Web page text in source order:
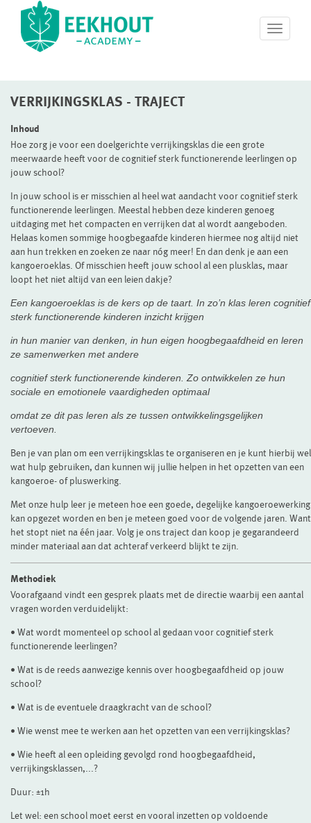
T
o
i
t
o
n
VERRIJKINGSKLAS - TRAJECT
Inhoud
Hoe zorg je voor een doelgerichte verrijkingsklas die een grote
meerwaarde heeft voor de cognitief sterk functionerende leerlingen op
jouw school?
In jouw school is er misschien al heel wat aandacht voor cognitief sterk
functionerende leerlingen. Meestal hebben deze kinderen genoeg
uitdaging met het compacten en verrijken dat al wordt aangeboden.
Helaas komen sommige hoogbegaafde kinderen hiermee nog altijd niet
aan hun trekken en zoeken ze naar nóg meer! En dan denk je aan een
kangoeroeklas. Of misschien heeft jouw school al een plusklas, maar
loopt het niet altijd van een leien dakje?
Een kangoeroeklas is de kers op de taart. In zo’n klas leren cognitief
sterk functionerende kinderen inzicht krijgen
in hun manier van denken, in hun eigen hoogbegaafdheid en leren
ze samenwerken met andere
cognitief sterk functionerende kinderen. Zo ontwikkelen ze hun
sociale en emotionele vaardigheden optimaal
omdat ze dit pas leren als ze tussen ontwikkelingsgelijken
vertoeven.
Ben je van plan om een verrijkingsklas te organiseren en je kunt hierbij wel
wat hulp gebruiken, dan kunnen wij jullie helpen in het opzetten van een
kangoeroe- of pluswerking.
Met onze hulp leer je meteen hoe een goede, degelijke kangoeroewerking
kan opgezet worden en ben je meteen goed voor de volgende jaren. Want
het stopt niet na één jaar. Volg je ons traject dan koop je gegarandeerd
minder materiaal aan dat achteraf verkeerd blijkt te zijn.
Methodiek
Voorafgaand vindt een gesprek plaats met de directie waarbij een aantal
vragen worden verduidelijkt:
• Wat wordt momenteel op school al gedaan voor cognitief sterk
functionerende leerlingen?
• Wat is de reeds aanwezige kennis over hoogbegaafdheid op jouw
school?
• Wat is de eventuele draagkracht van de school?
• Wie wenst mee te werken aan het opzetten van een verrijkingsklas?
• Wie heeft al een opleiding gevolgd rond hoogbegaafdheid,
verrijkingsklassen,...?
Duur: ±1h
Let wel: een school moet eerst en vooral inzetten op voldoende